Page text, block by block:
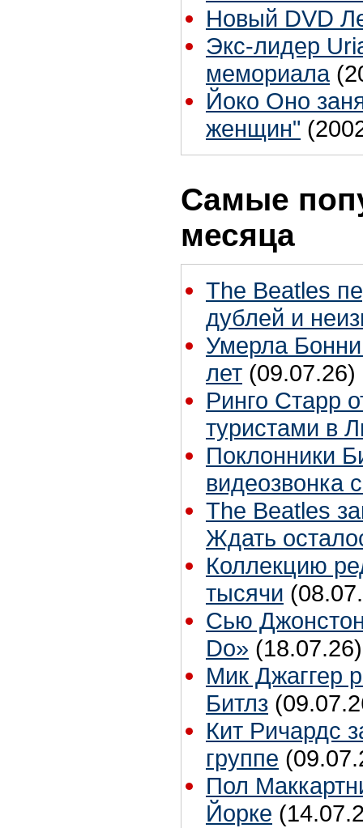
Новый DVD
Экс-лидер
мемориала
Йоко Оно
женщин"
Самые
месяца
The Beatles
дублей и
Умерла
лет (09.07.26)
Ринго Старр
туристами в
Поклонники
видеозвонка
The Beatles
Ждать
Коллекцию
тысячи
Сью
Do» (18.07.26)
Мик Джаггер
Битлз
Кит Ричардс
группе
Пол
Йорке